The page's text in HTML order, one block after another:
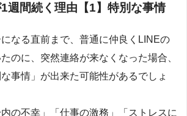
週間続く理由【1】特別な事情
なる直前まで、普通に仲良くLINEの
のに、突然連絡が来なくなった場合、
事情」が出来た可能性があるでしょ
の不幸」「仕事の激務」「ストレスに